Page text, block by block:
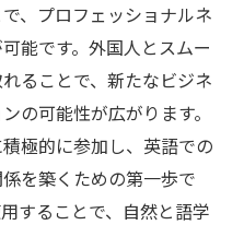
、プロフェッショナルネ
能です。外国人とスムー
ることで、新たなビジネ
の可能性が広がります。
極的に参加し、英語での
を築くための第一歩で
することで、自然と語学